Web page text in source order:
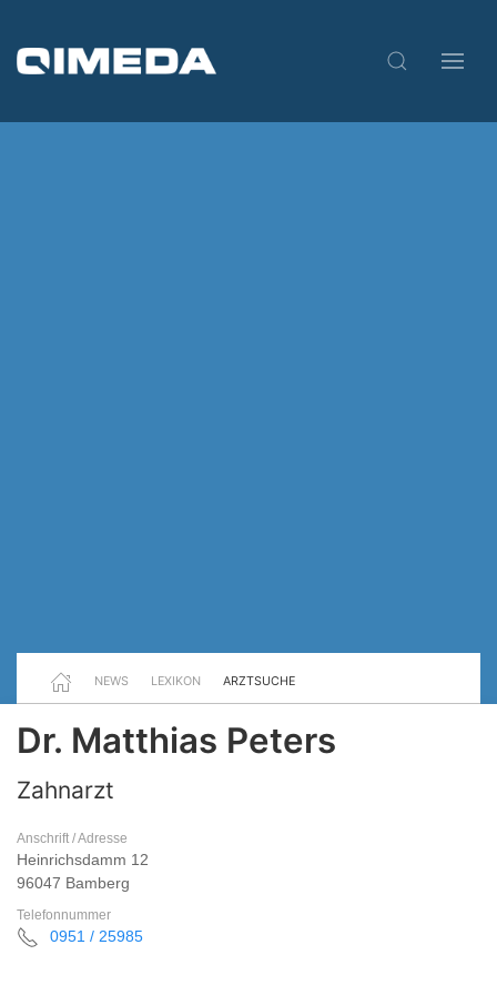
NEWS LEXIKON ARZTSUCHE
Dr. Matthias Peters
Zahnarzt
Anschrift / Adresse
Heinrichsdamm 12
96047 Bamberg
Telefonnummer
0951 / 25985